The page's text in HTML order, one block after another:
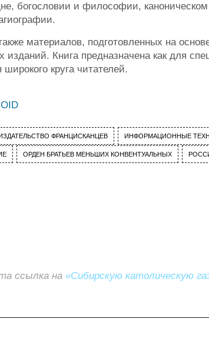
богословии и философии, каноническом
материалов, подготовленных на
изданий. Книга предназначена как для
круга читателей.
ФРАНЦИСКАНЦЕВ ИНФОРМАЦИОННЫЕ
ОРДЕН БРАТЬЕВ МЕНЬШИХ КОНВЕНТУАЛЬНЫХ
ссылка на «Сибирскую католическую